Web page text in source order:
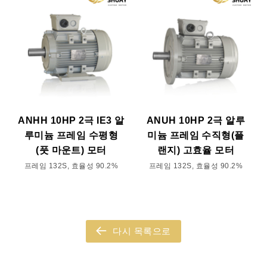
ANHH 10HP 2극 IE3 알
루미늄 프레임 수평형
(풋 마운트) 모터
프레임 132S, 효율성 90.2%
ANUH 10HP 2극 알루
미늄 프레임 수직형(플
랜지) 고효율 모터
프레임 132S, 효율성 90.2%
다시 목록으로